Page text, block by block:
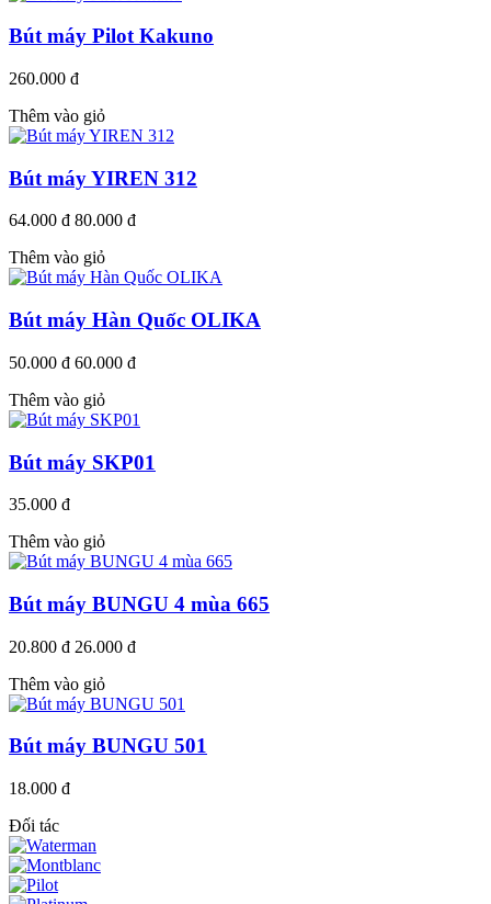
Bút máy Pilot Kakuno
260.000 đ
Thêm vào giỏ
Bút máy YIREN 312
64.000 đ 80.000 đ
Thêm vào giỏ
Bút máy Hàn Quốc OLIKA
50.000 đ 60.000 đ
Thêm vào giỏ
Bút máy SKP01
35.000 đ
Thêm vào giỏ
Bút máy BUNGU 4 mùa 665
20.800 đ 26.000 đ
Thêm vào giỏ
Bút máy BUNGU 501
18.000 đ
Đối tác